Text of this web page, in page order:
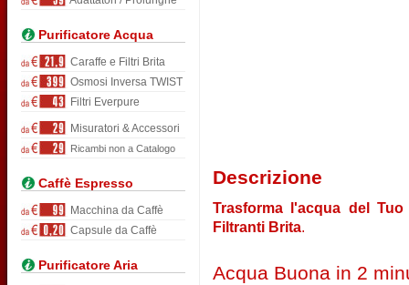
Purificatore Acqua
Caraffe e Filtri Brita
Osmosi Inversa TWIST
Filtri Everpure
Misuratori & Accessori
Ricambi non a Catalogo
Caffè Espresso
Macchina da Caffè
Capsule da Caffè
Purificatore Aria
Descrizione
Trasforma l'acqua del
Filtranti Brita.
Acqua Buona in 2